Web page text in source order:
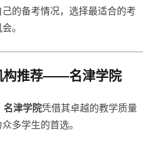
的备考情况，选择最适合的考
。
构推荐——名津学院
名津学院凭借其卓越的教学质量
多学生的首选。